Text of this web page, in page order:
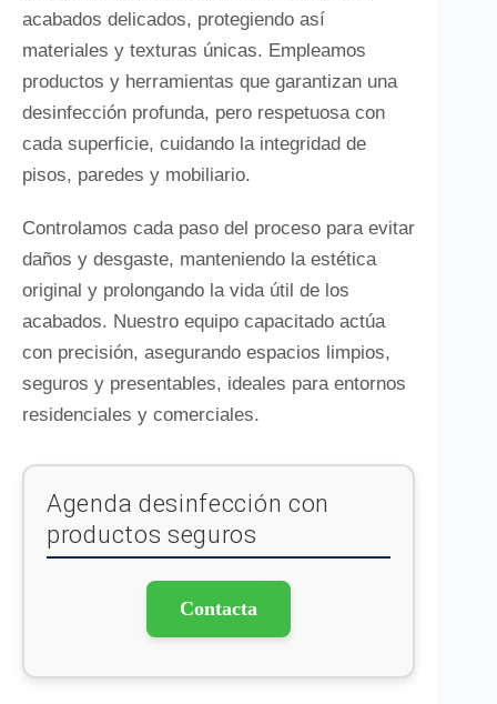
acabados delicados, protegiendo así
materiales y texturas únicas. Empleamos
productos y herramientas que garantizan una
desinfección profunda, pero respetuosa con
cada superficie, cuidando la integridad de
pisos, paredes y mobiliario.
Controlamos cada paso del proceso para evitar
daños y desgaste, manteniendo la estética
original y prolongando la vida útil de los
acabados. Nuestro equipo capacitado actúa
con precisión, asegurando espacios limpios,
seguros y presentables, ideales para entornos
residenciales y comerciales.
Agenda desinfección con
productos seguros
Contacta